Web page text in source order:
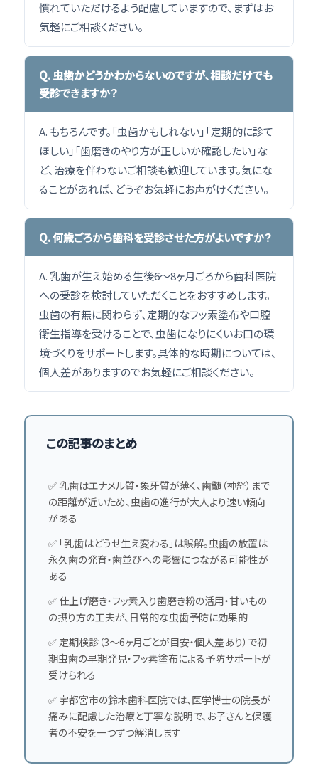
慣れていただけるよう配慮していますので、まずはお
気軽にご相談ください。
Q. 虫歯かどうかわからないのですが、相談だけでも
受診できますか？
A. もちろんです。「虫歯かもしれない」「定期的に診て
ほしい」「歯磨きのやり方が正しいか確認したい」な
ど、治療を伴わないご相談も歓迎しています。気にな
ることがあれば、どうぞお気軽にお声がけください。
Q. 何歳ごろから歯科を受診させた方がよいですか？
A. 乳歯が生え始める生後6〜8ヶ月ごろから歯科医院
への受診を検討していただくことをおすすめします。
虫歯の有無に関わらず、定期的なフッ素塗布や口腔
衛生指導を受けることで、虫歯になりにくいお口の環
境づくりをサポートします。具体的な時期については、
個人差がありますのでお気軽にご相談ください。
この記事のまとめ
✅ 乳歯はエナメル質・象牙質が薄く、歯髄（神経）まで
の距離が近いため、虫歯の進行が大人より速い傾向
がある
✅ 「乳歯はどうせ生え変わる」は誤解。虫歯の放置は
永久歯の発育・歯並びへの影響につながる可能性が
ある
✅ 仕上げ磨き・フッ素入り歯磨き粉の活用・甘いもの
の摂り方の工夫が、日常的な虫歯予防に効果的
✅ 定期検診（3〜6ヶ月ごとが目安・個人差あり）で初
期虫歯の早期発見・フッ素塗布による予防サポートが
受けられる
✅ 宇都宮市の鈴木歯科医院では、医学博士の院長が
痛みに配慮した治療と丁寧な説明で、お子さんと保護
者の不安を一つずつ解消します